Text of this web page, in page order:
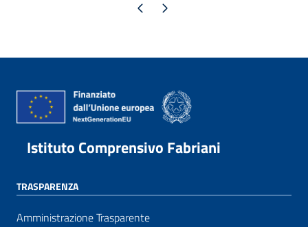
Pagina precedente
Pagina successiva
Istituto Comprensivo Fabriani
TRASPARENZA
Amministrazione Trasparente